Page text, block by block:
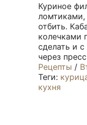
Куриное
ломтиками,
отбить.
колечками
сделать и
через
Рецепты /
Теги:
кухня